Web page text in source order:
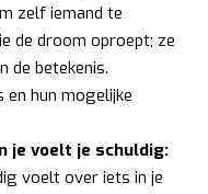
zelf iemand te
de droom oproept; ze
de betekenis.
en hun mogelijke
je voelt je schuldig:
voelt over iets in je